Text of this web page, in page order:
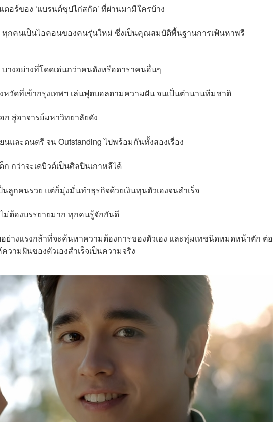
อร์ของ ‘แบรนด์ซุปไก่สกัด’ ที่ผ่านมามีใครบ้าง
กคนเป็นไอคอนของคนรุ่นใหม่ ซึ่งเป็นคุณสมบัติพื้นฐานการเฟ้นหาพรี
บางอย่างที่โดดเด่นกว่าคนดังหรือดาราคนอื่นๆ
งหวัดที่เข้ากรุงเทพฯ เล่นฟุตบอลตามความฝัน จนเป็นตำนานทีมชาติ
ก สู่อาจารย์มหาวิทยาลัยดัง
นและดนตรี จน Outstanding ไปพร้อมกันทั้งสองเรื่อง
กว่าจะเดบิวต์เป็นศิลปินเกาหลีได้
ลูกคนรวย แต่ก็มุ่งมั่นทำธุรกิจด้วยเงินทุนตัวเองจนสำเร็จ
ต้องบรรยายมาก ทุกคนรู้จักกันดี
ย่างแรงกล้าที่จะค้นหาความต้องการของตัวเอง และทุ่มเทชนิดหมดหน้าตัก ต่อ
ามฝันของตัวเองสำเร็จเป็นความจริง